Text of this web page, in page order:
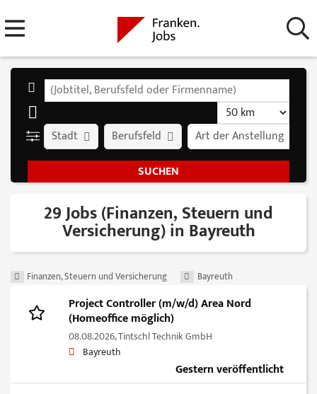
Stadt Art der Anstellung
Berufsfeld
29 Jobs (Finanzen, Steuern und
Versicherung) in Bayreuth
Finanzen, Steuern und Versicherung Bayreuth
Project Controller (m/w/d) Area Nord
(Homeoffice möglich)
08.08.2026,Tintschl Technik GmbH
Bayreuth
Gestern veröffentlicht